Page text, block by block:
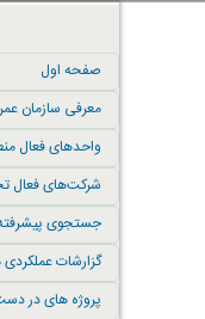
صفحه اول
معرفی سازمان
واحدهای فعال
شرکت‌های
جستجوی
گزارشات
پروژه های در